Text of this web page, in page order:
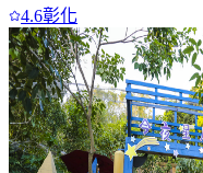
4.6彰化